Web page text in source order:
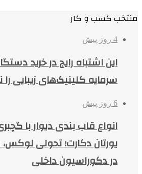
منتخب کسب و کار
4 روز پیش
این اشتباه رایج در خرید
سرمایه کلینیک‌های زیبایی
6 روز پیش
انواع قاب بندی دیوار با
یورتان دکارت؛ تحولی
در دکوراسیون داخلی